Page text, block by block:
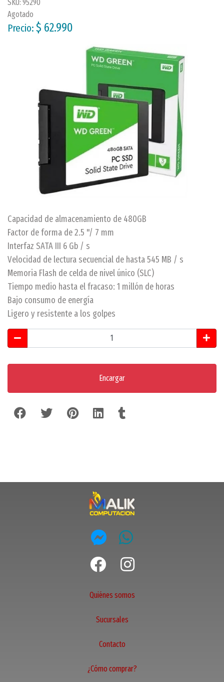
SKU: 95290
Agotado
Precio: $ 62.990
Capacidad de almacenamiento de 480GB
Factor de forma de 2.5 "/ 7 mm
Interfaz SATA III 6 Gb / s
Velocidad de lectura secuencial de hasta 545 MB / s
Memoria Flash de celda de nivel único (SLC)
Tiempo medio hasta el fracaso: 1 millón de horas
Bajo consumo de energía
Ligero y resistente a los golpes
Encargar
Quiénes somos
Sucursales
Contacto
¿Cómo comprar?